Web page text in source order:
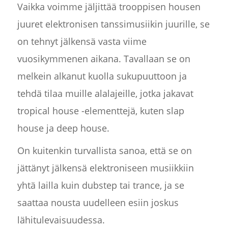
Vaikka voimme jäljittää trooppisen housen
juuret elektronisen tanssimusiikin juurille, se
on tehnyt jälkensä vasta viime
vuosikymmenen aikana. Tavallaan se on
melkein alkanut kuolla sukupuuttoon ja
tehdä tilaa muille alalajeille, jotka jakavat
tropical house -elementtejä, kuten slap
house ja deep house.
On kuitenkin turvallista sanoa, että se on
jättänyt jälkensä elektroniseen musiikkiin
yhtä lailla kuin dubstep tai trance, ja se
saattaa nousta uudelleen esiin joskus
lähitulevaisuudessa.